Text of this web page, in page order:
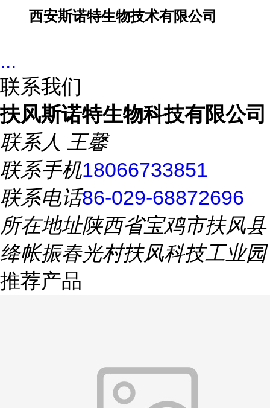
西安斯诺特生物技术有限公司
...
联系我们
扶风斯诺特生物科技有限公司
联系人 王馨
联系手机18066733851
联系电话86-029-68872696
所在地址陕西省宝鸡市扶风县
绛帐振春光村扶风科技工业园
推荐产品